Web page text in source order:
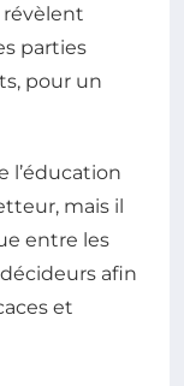
révèlent
parties
pour un
l’éducation
mais il
entre les
afin
et